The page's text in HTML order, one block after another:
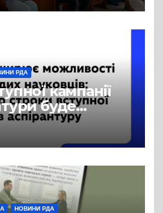
РДА
кампанії
буде
НОВИНИ РДА